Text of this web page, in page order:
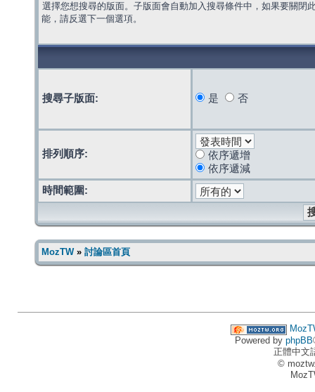
選擇您想搜尋的版面。子版面會自動加入搜尋條件中，如果要關閉
能，請反選下一個選項。
搜尋子版面: 是 否
排列順序:
依序遞增
依序遞減
時間範圍:
MozTW» 討論區首頁
Powered by phpBB
正體中文
©